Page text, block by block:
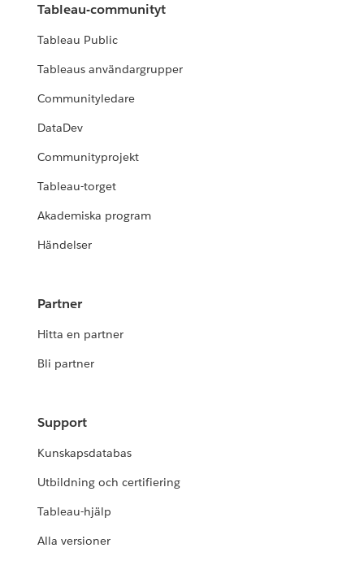
Tableau-communityt
Tableau Public
Tableaus användargrupper
Communityledare
DataDev
Communityprojekt
Tableau-torget
Akademiska program
Händelser
Partner
Hitta en partner
Bli partner
Support
Kunskapsdatabas
Utbildning och certifiering
Tableau-hjälp
Alla versioner